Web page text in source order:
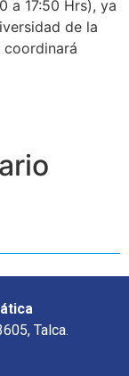
a 17:50 Hrs), ya
de la
coordinará
Talca.